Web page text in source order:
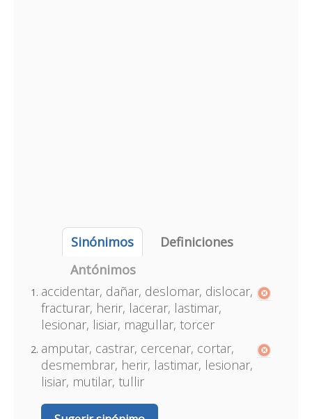
Sinónimos
Definiciones
Antónimos
accidentar, dañar, deslomar, dislocar,
fracturar, herir, lacerar, lastimar,
lesionar, lisiar, magullar, torcer
amputar, castrar, cercenar, cortar,
desmembrar, herir, lastimar, lesionar,
lisiar, mutilar, tullir